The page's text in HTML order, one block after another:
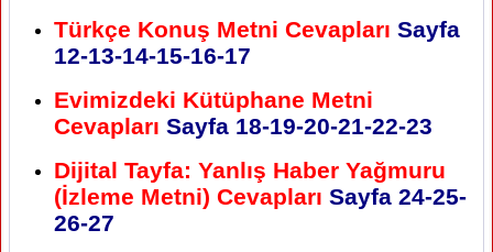
Türkçe Konuş Metni Cevapları Sayfa
12-13-14-15-16-17
Evimizdeki Kütüphane Metni
Cevapları Sayfa 18-19-20-21-22-23
Dijital Tayfa: Yanlış Haber Yağmuru
(İzleme Metni) Cevapları Sayfa 24-25-
26-27